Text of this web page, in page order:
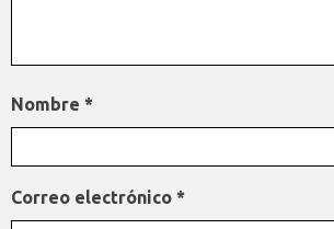
Nombre *
Correo electrónico *